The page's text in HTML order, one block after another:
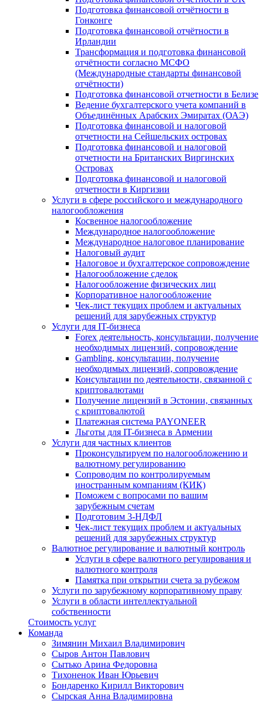
Подготовка финансовой отчётности в
Гонконге
Подготовка финансовой отчётности в
Ирландии
Трансформация и подготовка финансовой
отчётности согласно МСФО
(Международные стандарты финансовой
отчётности)
Подготовка финансовой отчетности в Белизе
Ведение бухгалтерского учета компаний в
Объединённых Арабских Эмиратах (ОАЭ)
Подготовка финансовой и налоговой
отчетности на Сейшельских островах
Подготовка финансовой и налоговой
отчетности на Британских Виргинских
Островах
Подготовка финансовой и налоговой
отчетности в Киргизии
Услуги в сфере российского и международного
налогообложения
Косвенное налогообложение
Международное налогообложение
Международное налоговое планирование
Налоговый аудит
Налоговое и бухгалтерское сопровождение
Налогообложение сделок
Налогообложение физических лиц
Корпоративное налогообложение
Чек-лист текущих проблем и актуальных
решений для зарубежных структур
Услуги для IT-бизнеса
Forex деятельность, консультации, получение
необходимых лицензий, сопровождение
Gambling, консультации, получение
необходимых лицензий, сопровождение
Консультации по деятельности, связанной с
криптовалютами
Получение лицензий в Эстонии, связанных
с криптовалютой
Платежная система PAYONEER
Льготы для IT-бизнеса в Армении
Услуги для частных клиентов
Проконсультируем по налогообложению и
валютному регулированию
Сопроводим по контролируемым
иностранным компаниям (КИК)
Поможем с вопросами по вашим
зарубежным счетам
Подготовим 3-НДФЛ
Чек-лист текущих проблем и актуальных
решений для зарубежных структур
Валютное регулирование и валютный контроль
Услуги в сфере валютного регулирования и
валютного контроля
Памятка при открытии счета за рубежом
Услуги по зарубежному корпоративному праву
Услуги в области интеллектуальной
собственности
Стоимость услуг
Команда
Зимянин Михаил Владимирович
Сыров Антон Павлович
Сытько Арина Федоровна
Тихоненок Иван Юрьевич
Бондаренко Кирилл Викторович
Сырская Анна Владимировна